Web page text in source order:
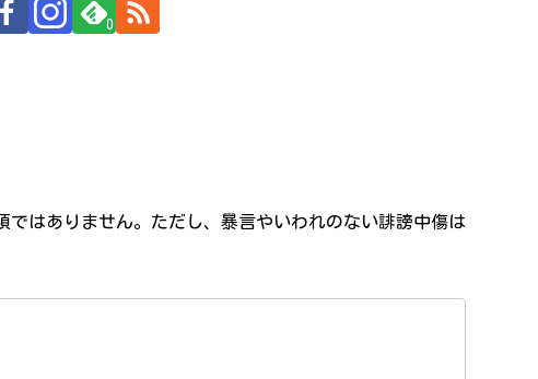
0
ではありません。ただし、暴言やいわれのない誹謗中傷は